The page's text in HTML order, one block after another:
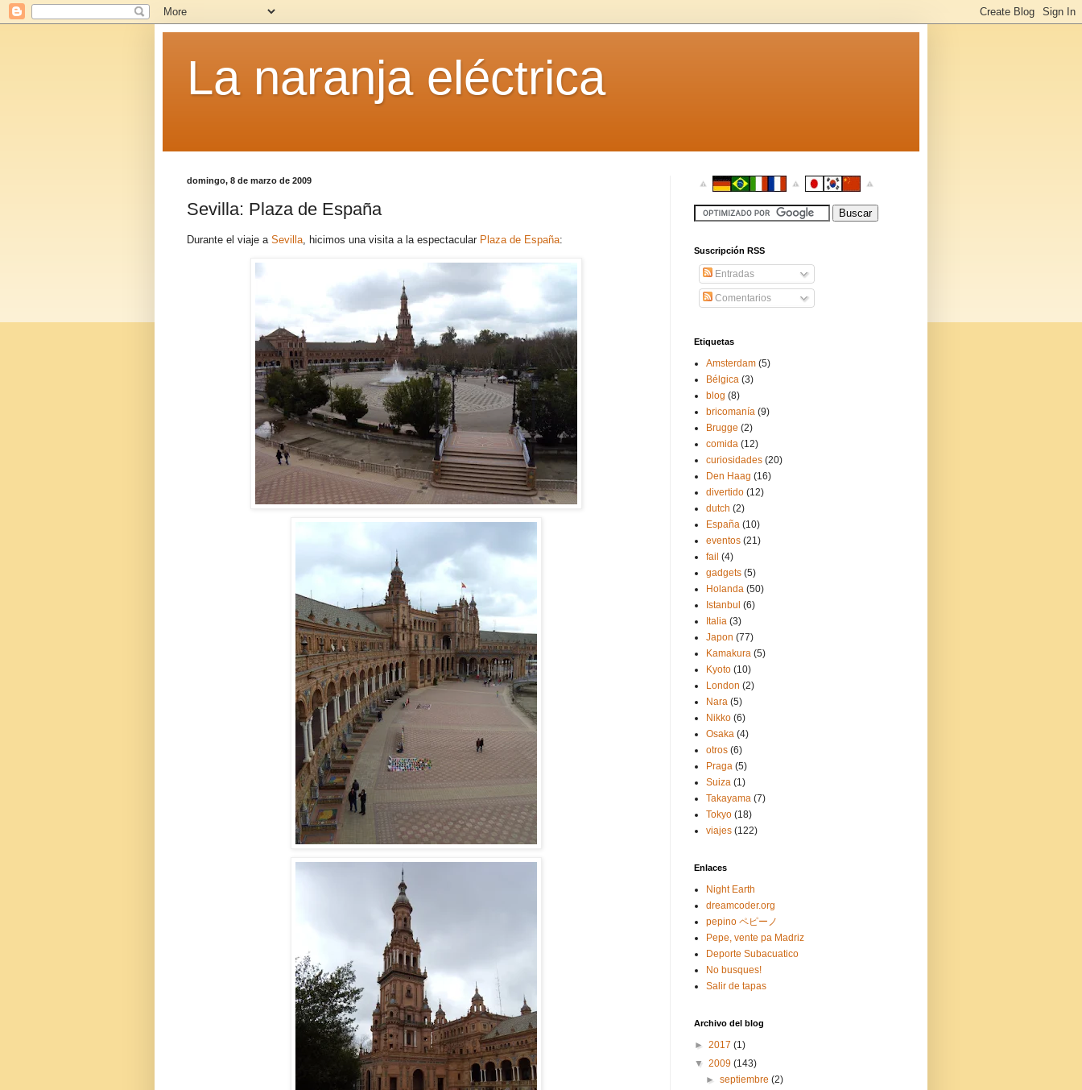
La naranja eléctrica
domingo, 8 de marzo de 2009
Sevilla: Plaza de España
Durante el viaje a Sevilla , hicimos una visita a la espectacular Plaza de España:
Suscripción RSS
Entradas
Comentarios
Etiquetas
Amsterdam (5)
Bélgica (3)
blog (8)
bricomanía (9)
Brugge (2)
comida (12)
curiosidades (20)
Den Haag (16)
divertido (12)
dutch (2)
España (10)
eventos (21)
fail (4)
gadgets (5)
Holanda (50)
Istanbul (6)
Italia (3)
Japon (77)
Kamakura (5)
Kyoto (10)
London (2)
Nara (5)
Nikko (6)
Osaka (4)
otros (6)
Praga (5)
Suiza (1)
Takayama (7)
Tokyo (18)
viajes (122)
Enlaces
Night Earth
dreamcoder.org
pepino ペピーノ
Pepe, vente pa Madriz
Deporte Subacuatico
No busques!
Salir de tapas
Archivo del blog
► 2017 (1)
▼ 2009 (143)
►septiembre(2)